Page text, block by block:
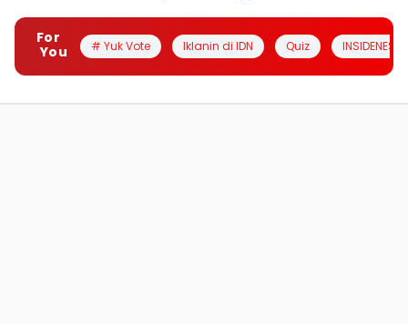
For
You
# Yuk Vote Iklanin di IDN Quiz INSIDENESIA